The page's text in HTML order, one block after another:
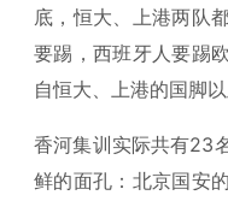
底，恒大、上港两队
要踢，西班牙人要踢
自恒大、上港的国脚
香河集训实际共有23
鲜的面孔：北京国安